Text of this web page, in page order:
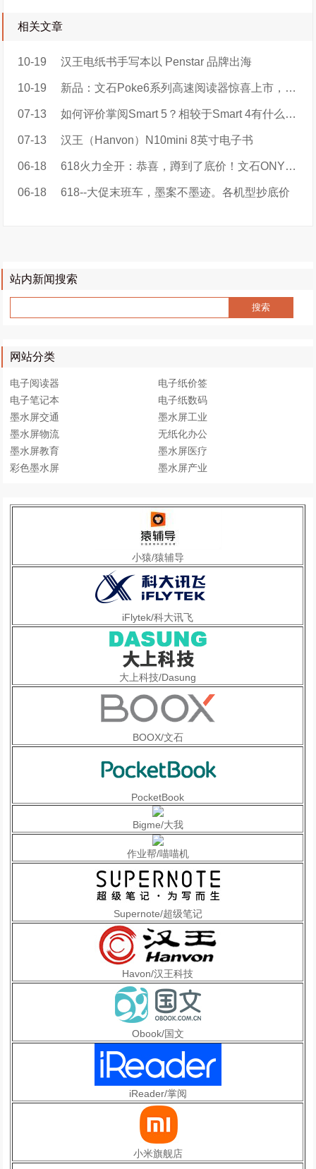
相关文章
10-19 汉王电纸书手写本以 Penstar 品牌出海
10-19 新品：文石Poke6系列高速阅读器惊喜上市，售价899元起！
07-13 如何评价掌阅Smart 5？相较于Smart 4有什么区别？值得大家购买吗？
07-13 汉王（Hanvon）N10mini 8英寸电子书
06-18 618火力全开：恭喜，蹲到了底价！文石ONYX BOOX品牌特价
06-18 618--大促末班车，墨案不墨迹。各机型抄底价
站内新闻搜索
网站分类
电子阅读器
电子纸价签
电子笔记本
电子纸数码
墨水屏交通
墨水屏工业
墨水屏物流
无纸化办公
墨水屏教育
墨水屏医疗
彩色墨水屏
墨水屏产业
小猿/猿辅导
iFlytek/科大讯飞
大上科技/Dasung
BOOX/文石
PocketBook
Bigme/大我
作业帮/喵喵机
Supernote/超级笔记
Havon/汉王科技
Obook/国文
iReader/掌阅
小米旗舰店